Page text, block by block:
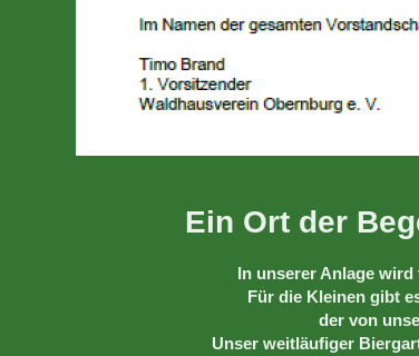
Ein Ort der
In unserer Anlage
Für die Kleinen gibt
der von
Unser weitläufiger